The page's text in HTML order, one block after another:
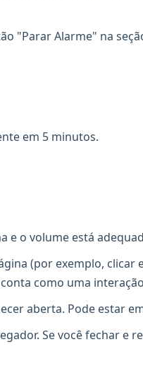
"Parar Alarme" na
em 5 minutos.
e o volume está
(por exemplo, clicar
como uma
aberta. Pode estar
Se você fechar e